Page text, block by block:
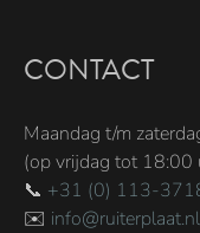
CONTACT
Maandag t/m
(op vrijdag tot 18:00
📞 +31 (0) 113-
✉️ info@ruiterplaat.nl